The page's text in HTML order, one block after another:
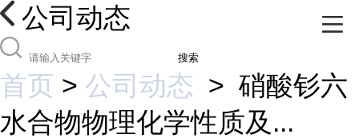
公司动态
搜索
首页 > 公司动态 > 硝酸钐六
水合物物理化学性质及...